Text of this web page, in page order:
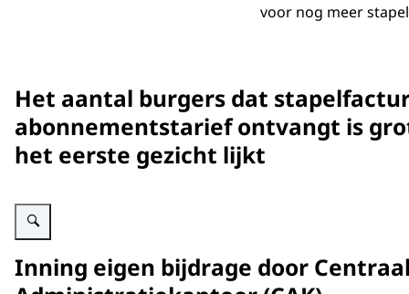
voor nog meer
Het aantal burgers dat
abonnementstarief ontvangt is
het eerste gezicht lijkt
Vergroot afbeelding Figuur pb Wmo-abonnementstarief
Inning eigen bijdrage door